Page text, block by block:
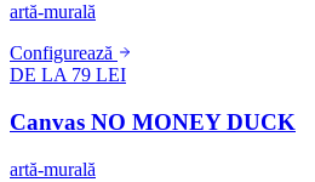
artă-murală
Configurează
DE LA 79 LEI
Canvas NO MONEY DUCK
artă-murală